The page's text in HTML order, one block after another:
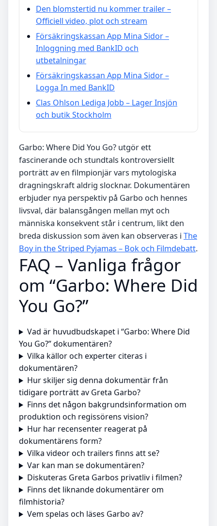
Den blomstertid nu kommer trailer –
Officiell video, plot och stream
Försäkringskassan App Mina Sidor –
Inloggning med BankID och
utbetalningar
Försäkringskassan App Mina Sidor –
Logga In med BankID
Clas Ohlson Lediga Jobb – Lager Insjön
och butik Stockholm
Garbo: Where Did You Go? utgör ett
fascinerande och stundtals kontroversiellt
porträtt av en filmpionjär vars mytologiska
dragningskraft aldrig slocknar. Dokumentären
erbjuder nya perspektiv på Garbo och hennes
livsval, där balansgången mellan myt och
människa konsekvent står i centrum, likt den
breda diskussion som även kan observeras i The
Boy in the Striped Pyjamas – Bok och Filmdebatt.
FAQ – Vanliga frågor
om “Garbo: Where Did
You Go?”
Vad är huvudbudskapet i “Garbo: Where Did
You Go?” dokumentären?
Vilka källor och experter citeras i
dokumentären?
Hur skiljer sig denna dokumentär från
tidigare porträtt av Greta Garbo?
Finns det någon bakgrundsinformation om
produktion och regissörens vision?
Hur har recensenter reagerat på
dokumentärens form?
Vilka videor och trailers finns att se?
Var kan man se dokumentären?
Diskuteras Greta Garbos privatliv i filmen?
Finns det liknande dokumentärer om
filmhistoria?
Vem spelas och läses Garbo av?